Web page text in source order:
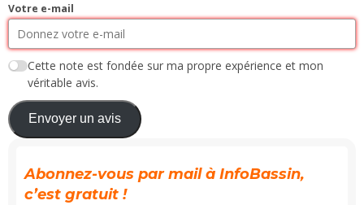
Votre e-mail
Cette note est fondée sur ma propre expérience et mon
véritable avis.
Envoyer un avis
Abonnez-vous par mail à InfoBassin,
c’est gratuit !